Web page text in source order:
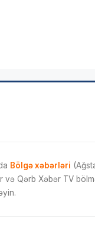
Bölgə xəbərləri
Qərb Xəbər TV